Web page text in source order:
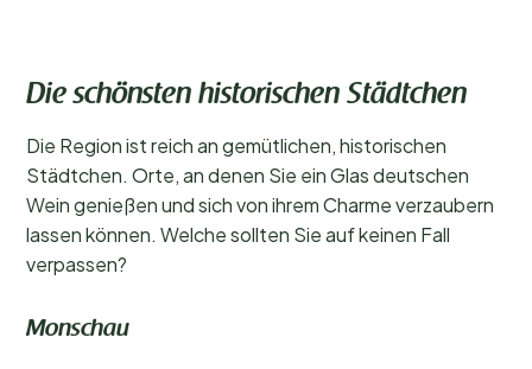
Die schönsten historischen Städtchen
Die Region ist reich an gemütlichen, historischen
Städtchen. Orte, an denen Sie ein Glas deutschen
Wein genießen und sich von ihrem Charme verzaubern
lassen können. Welche sollten Sie auf keinen Fall
verpassen?
Monschau